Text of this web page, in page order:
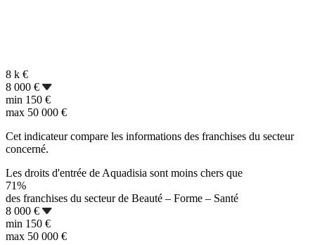
8 k €
8 000 €
min 150 €
max 50 000 €
Cet indicateur compare les informations des franchises du secteur
concerné.
Les droits d'entrée de Aquadisia sont moins chers que
71%
des franchises du secteur de Beauté – Forme – Santé
8 000 €
min 150 €
max 50 000 €